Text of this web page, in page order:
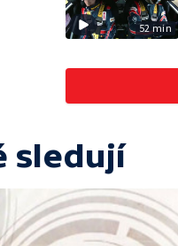
52 min
sledují